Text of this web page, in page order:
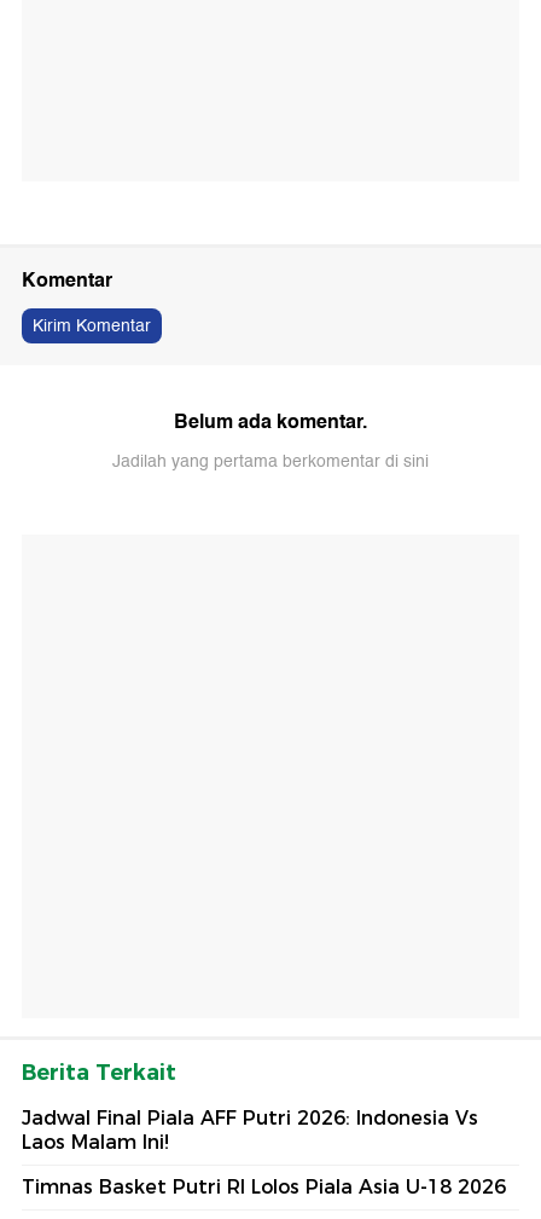
Komentar
Kirim Komentar
Belum ada komentar.
Jadilah yang pertama berkomentar di sini
Berita Terkait
Jadwal Final Piala AFF Putri 2026: Indonesia Vs
Laos Malam Ini!
Timnas Basket Putri RI Lolos Piala Asia U-18 2026